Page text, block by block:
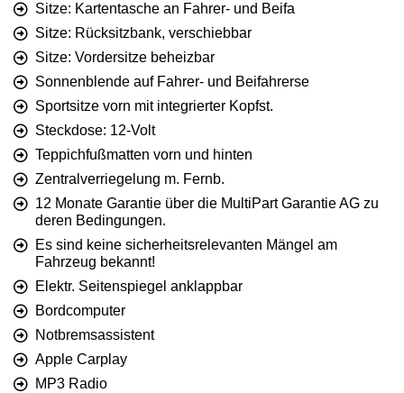
Sitze: Kartentasche an Fahrer- und Beifa
Sitze: Rücksitzbank, verschiebbar
Sitze: Vordersitze beheizbar
Sonnenblende auf Fahrer- und Beifahrerse
Sportsitze vorn mit integrierter Kopfst.
Steckdose: 12-Volt
Teppichfußmatten vorn und hinten
Zentralverriegelung m. Fernb.
12 Monate Garantie über die MultiPart Garantie AG zu
deren Bedingungen.
Es sind keine sicherheitsrelevanten Mängel am
Fahrzeug bekannt!
Elektr. Seitenspiegel anklappbar
Bordcomputer
Notbremsassistent
Apple Carplay
MP3 Radio